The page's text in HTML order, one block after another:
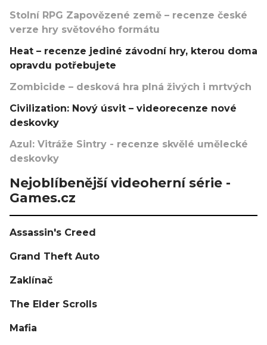
Stolní RPG Zapovězené země – recenze české
verze hry světového formátu
Heat – recenze jediné závodní hry, kterou doma
opravdu potřebujete
Zombicide – desková hra plná živých i mrtvých
Civilization: Nový úsvit – videorecenze nové
deskovky
Azul: Vitráže Sintry - recenze skvělé umělecké
deskovky
Nejoblíbenější videoherní série -
Games.cz
Assassin's Creed
Grand Theft Auto
Zaklínač
The Elder Scrolls
Mafia